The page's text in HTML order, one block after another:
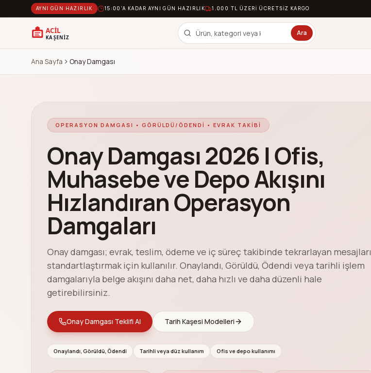
AYNI GÜN HAZIRLIK 15:00'A KADAR AYNI GÜN HAZIRLIK 1.000 TL ÜZERI ÜCRETSIZ KARGO
Ara
Ana Sayfa Onay Damgası
OPERASYON DAMGASI • GÖRÜLDÜ/ÖDENDI • EVRAK TAKIBI
Onay Damgası 2026 | Ofis,
Muhasebe ve Depo Akışını
Hızlandıran Operasyon
Damgaları
Onay damgası; evrak, teslim, ödeme ve iç süreç takibinde tekrarlayan mesajları
standartlaştırmak için kullanılır. Onaylandı, Görüldü, Ödendi veya tarihli işlem
damgalarıyla belge akışını daha net, daha hızlı ve daha düzenli hale
getirebilirsiniz.
Onay Damgası Teklifi Al Tarih Kaşesi Modelleri
Onaylandı, Görüldü, Ödendi Tarihli veya düz kullanım Ofis ve depo kullanımı